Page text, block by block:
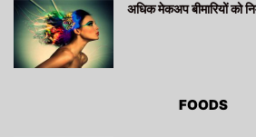
अधिक मेकअप बीमारियों को
FOODS